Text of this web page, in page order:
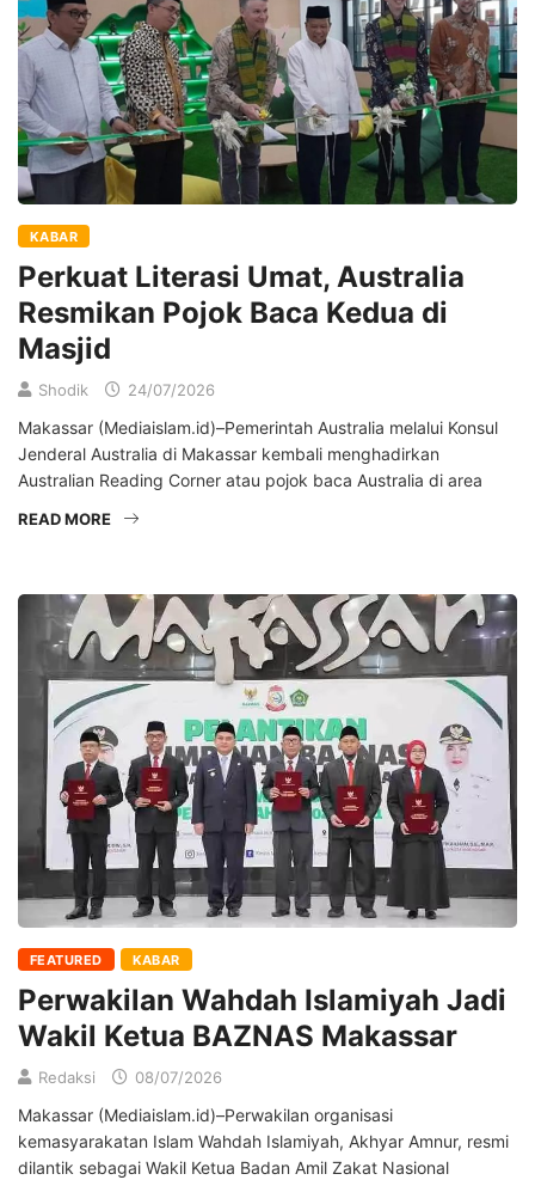
KABAR
Perkuat Literasi Umat, Australia
Resmikan Pojok Baca Kedua di
Masjid
Shodik 24/07/2026
Makassar (Mediaislam.id)–Pemerintah Australia melalui Konsul
Jenderal Australia di Makassar kembali menghadirkan
Australian Reading Corner atau pojok baca Australia di area
READ MORE
FEATURED KABAR
Perwakilan Wahdah Islamiyah Jadi
Wakil Ketua BAZNAS Makassar
Redaksi 08/07/2026
Makassar (Mediaislam.id)–Perwakilan organisasi
kemasyarakatan Islam Wahdah Islamiyah, Akhyar Amnur, resmi
dilantik sebagai Wakil Ketua Badan Amil Zakat Nasional